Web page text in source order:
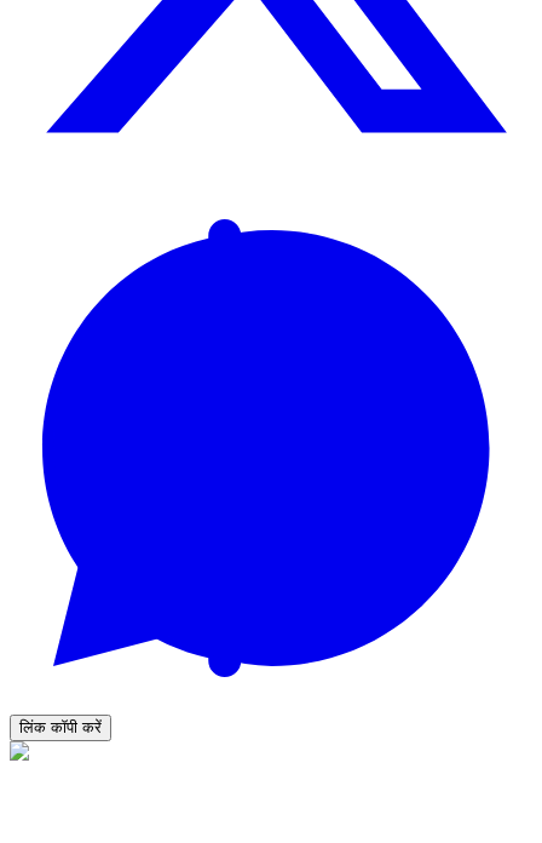
लिंक कॉपी करें